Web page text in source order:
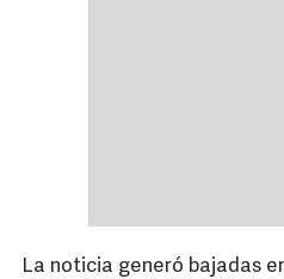
La noticia generó bajadas